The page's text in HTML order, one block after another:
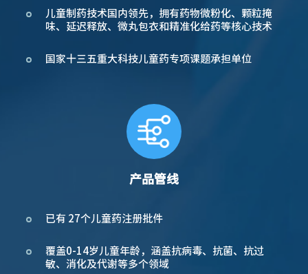
儿童制药技术国内领先，拥有药物微粉化、颗粒掩
味、延迟释放、微丸包衣和精准化给药等核心技术
国家十三五重大科技儿童药专项课题承担单位
产品管线
已有 27个儿童药注册批件
覆盖0-14岁儿童年龄，涵盖抗病毒、抗菌、抗过
敏、消化及代谢等多个领域